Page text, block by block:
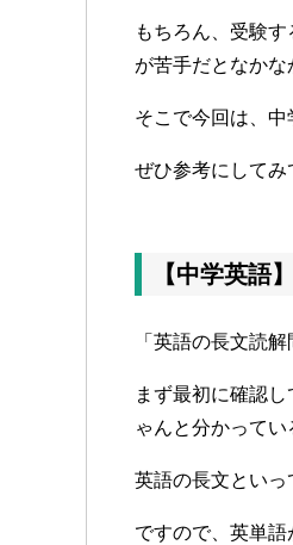
もちろん、受験
が苦手だとなかな
そこで今回は、中
ぜひ参考にしてみ
【中学英語
「英語の長文読
まず最初に確認
ゃんと分かってい
英語の長文といっ
ですので、英単語